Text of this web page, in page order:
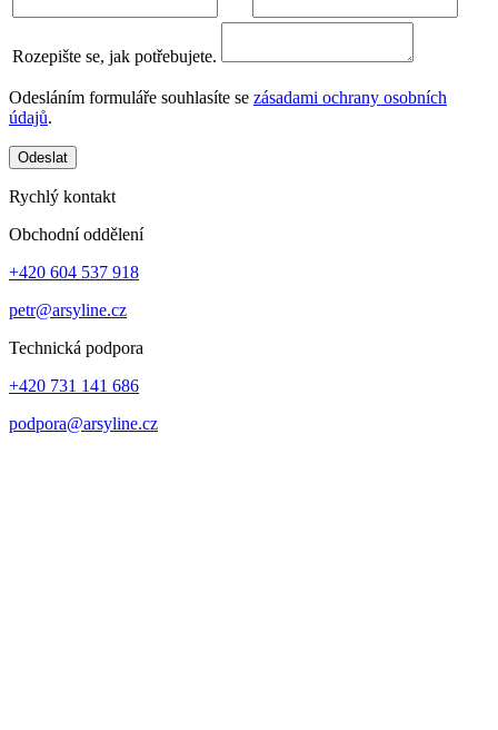
Rozepište se, jak potřebujete.
Odesláním formuláře souhlasíte se zásadami ochrany osobních
údajů.
Odeslat
Rychlý kontakt
Obchodní oddělení
+420 604 537 918
petr@arsyline.cz
Technická podpora
+420 731 141 686
podpora@arsyline.cz